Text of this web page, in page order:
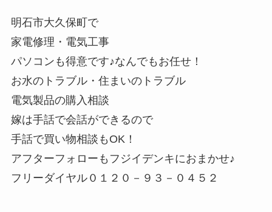
明石市大久保町で
家電修理・電気工事
パソコンも得意です♪なんでもお任せ！
お水のトラブル・住まいのトラブル
電気製品の購入相談
嫁は手話で会話ができるので
手話で買い物相談もOK！
アフターフォローもフジイデンキにおまかせ♪
フリーダイヤル０１２０－９３－０４５２